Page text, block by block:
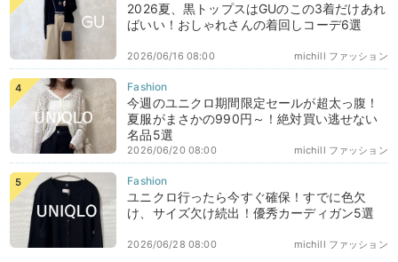
2026夏、黒トップスはGUのこの3着だけあれ
ばいい！おしゃれさんの着回しコーデ6選
michill ファッション
2026/06/16 08:00
今週のユニクロ期間限定セールが超太っ腹！
夏服がまさかの990円～！絶対買い逃せない
名品5選
michill ファッション
2026/06/20 08:00
ユニクロ行ったら今すぐ確保！すでに色欠
け、サイズ欠け続出！優秀カーディガン5選
michill ファッション
2026/06/28 08:00